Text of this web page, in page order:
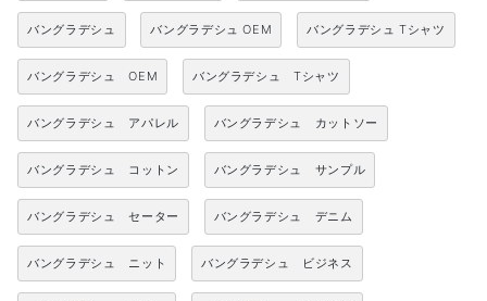
バングラデシュ バングラデシュ OEM バングラデシュ Tシャツ
バングラデシュ OEM バングラデシュ Tシャツ
バングラデシュ アパレル バングラデシュ カットソー
バングラデシュ コットン バングラデシュ サンプル
バングラデシュ セーター バングラデシュ デニム
バングラデシュ ニット バングラデシュ ビジネス